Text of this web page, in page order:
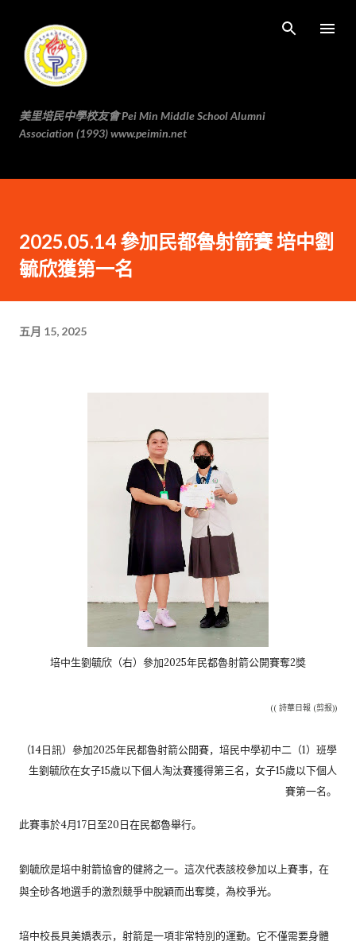
美里培民中學校友會 Pei Min Middle School Alumni
Association (1993) www.peimin.net
2025.05.14 參加民都魯射箭賽 培中劉
毓欣獲第一名
五月 15, 2025
培中生劉毓欣（右）參加2025年民都魯射箭公開賽奪2獎
(( 詩華日報 (剪报))
（14日訊）參加2025年民都魯射箭公開賽， 培民中學初中二（1） 班學
生劉毓欣在女子15歲以下個人淘汰賽獲得第三名， 女子15歲以下個人
賽第一名。
此賽事於4月17日至20日在民都魯舉行。
劉毓欣是培中射箭協會的健將之一。這次代表該校參加以上賽事， 在
與全砂各地選手的激烈競爭中脫穎而出奪獎，為校爭光。
培中校長貝美嬌表示，射箭是一項非常特別的運動。 它不僅需要身體